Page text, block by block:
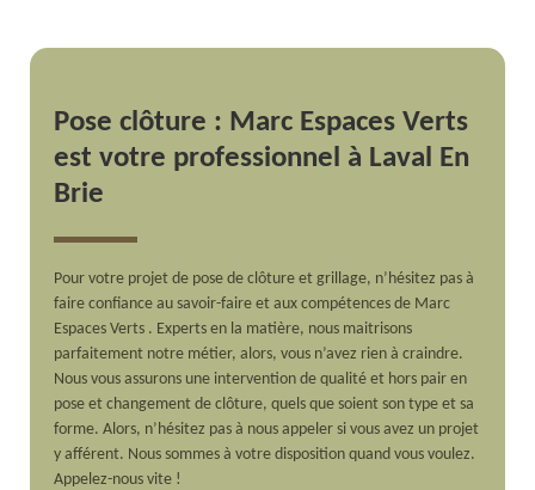
Pose clôture : Marc Espaces Verts
est votre professionnel à Laval En
Brie
Pour votre projet de pose de clôture et grillage, n’hésitez pas à
faire confiance au savoir-faire et aux compétences de Marc
Espaces Verts . Experts en la matière, nous maitrisons
parfaitement notre métier, alors, vous n’avez rien à craindre.
Nous vous assurons une intervention de qualité et hors pair en
pose et changement de clôture, quels que soient son type et sa
forme. Alors, n’hésitez pas à nous appeler si vous avez un projet
y afférent. Nous sommes à votre disposition quand vous voulez.
Appelez-nous vite !